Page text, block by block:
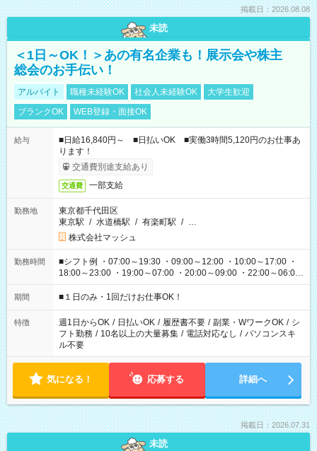
掲載日：2026.08.08
未読
＜1日～OK！＞あの有名企業も！展示会や株主
総会のお手伝い！
アルバイト 職種未経験OK 社会人未経験OK
大学生歓迎
ブランクOK
WEB登録・面接OK
給与
■日給16,840円～ ■日払いOK ■実働3時間5,120円のお仕事あ
ります！
交通費別途支給あり
交通費 一部支給
勤務地
東京都千代田区
東京駅 / 水道橋駅 / 有楽町駅 / …
株式会社マッシュ
勤務時間
■シフト例 ・07:00～19:30 ・09:00～12:00 ・10:00～17:00 ・
18:00～23:00 ・19:00～07:00 ・20:00～09:00 ・22:00～06:00
etc ★最短で3時間で5,120円のお仕事から 15時間で2万円近く稼
げるお仕事も！ ご希望のお時間に合わせてご紹介！ ※シフトは
ください！
期間 ■１日のみ・1回だけお仕事OK！
特徴 週1日からOK / 日払いOK / 履歴書不要 / 副業・WワークOK / シ
フト勤務 / 10名以上の大量募集 / 電話対応なし / パソコンスキ
ル不要
気になる！ 応募する 詳細へ
掲載日：2026.07.31
未読